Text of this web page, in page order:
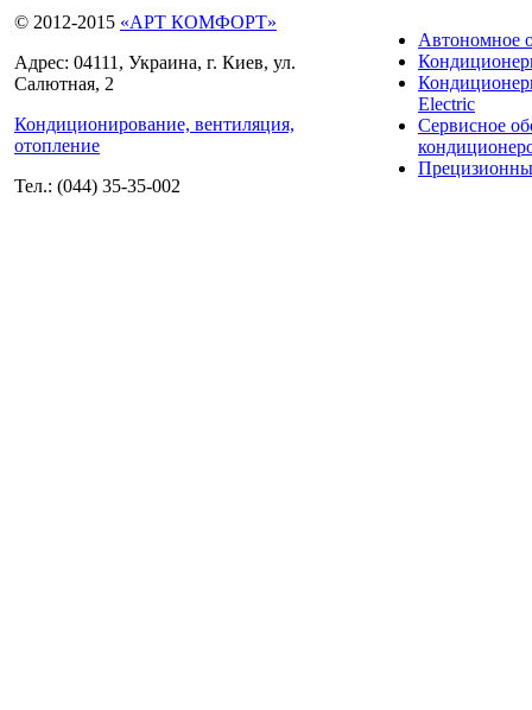
© 2012-2015 «АРТ КОМФОРТ»
Адрес: 04111, Украина, г. Киев, ул.
Салютная, 2
Кондиционирование, вентиляция,
отопление
Тел.: (044) 35-35-002
Автономное
Electric
Сервисное